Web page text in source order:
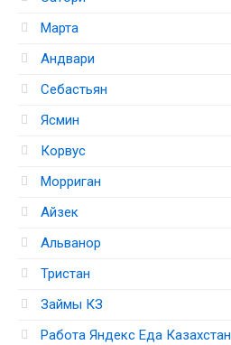
Марта
Андвари
Себастьян
Ясмин
Корвус
Морриган
Айзек
Альванор
Тристан
Займы КЗ
Работа Яндекс Еда Казахстан